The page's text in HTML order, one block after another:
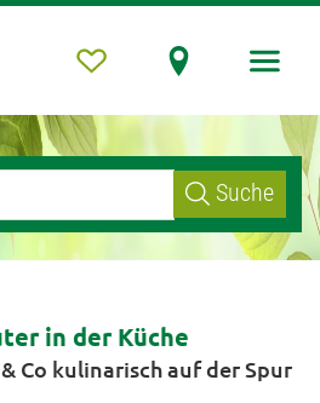
Suche
in der Küche
Co kulinarisch auf der Spur